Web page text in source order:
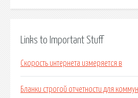
Links to Important Stuff
Скорость интернета измеряется в
Бланки строгой отчетности для